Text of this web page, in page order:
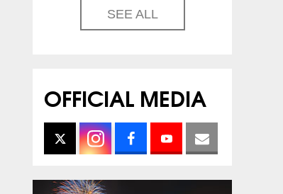
SEE ALL
OFFICIAL MEDIA